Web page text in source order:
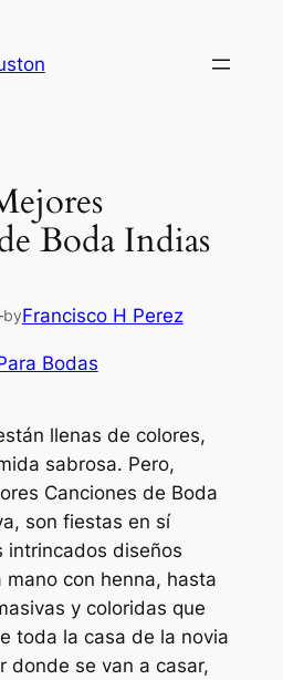
Boda Indias
byFrancisco H Perez
Bodas
llenas de colores,
sabrosa. Pero,
Canciones de Boda
son fiestas en sí
intrincados diseños
con henna, hasta
y coloridas que
toda la casa de la novia
donde se van a casar,